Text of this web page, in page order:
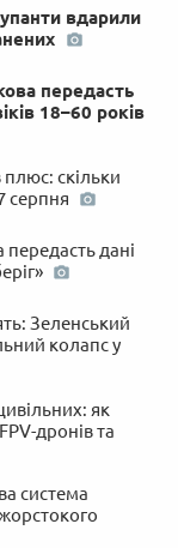
вдарили
передасть
18–60 років
скільки
серпня
дані
Зеленський
колапс у
як
дронів та
система